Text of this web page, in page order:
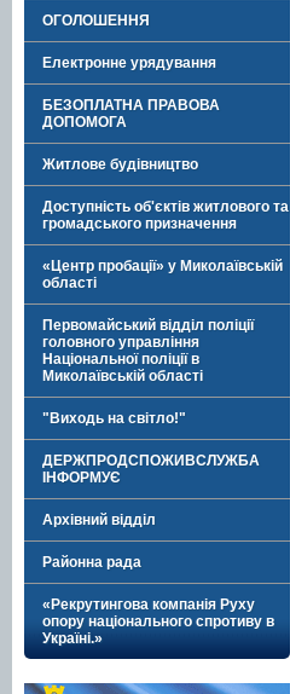
ОГОЛОШЕННЯ
Електронне урядування
БЕЗОПЛАТНА ПРАВОВА
ДОПОМОГА
Житлове будівництво
Доступність об'єктів житлового та
громадського призначення
«Центр пробації» у Миколаївській
області
Первомайський відділ поліції
головного управління
Національної поліції в
Миколаївській області
"Виходь на світло!"
ДЕРЖПРОДСПОЖИВСЛУЖБА
ІНФОРМУЄ
Архівний відділ
Районна рада
«Рекрутингова компанія Руху
опору національного спротиву в
Україні.»